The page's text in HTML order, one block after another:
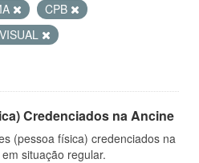
CPB
Credenciados na Ancine
(pessoa física) credenciados na
situação regular.